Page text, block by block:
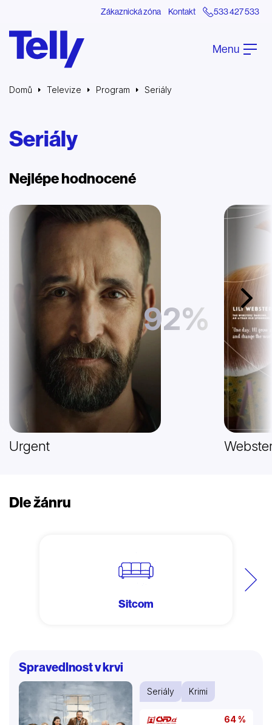
Zákaznická zóna Kontakt 533 427 533
Menu
Domů Televize Program Seriály
Seriály
Nejlépe hodnocené
Další
92%
Urgent
Dle žánru
Další
Sitcom
Spravedlnost v krvi
Seriály Krimi
64 %